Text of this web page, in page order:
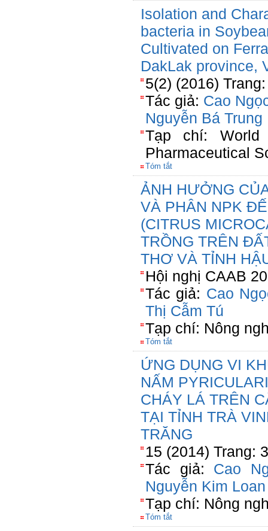
Isolation and
bacteria in
Cultivated on
DakLak province,
5(2) (2016)
Tác giả: Cao
Nguyễn Bá Trung
Tạp chí: World
Pharmaceutical
Tóm tắt
ẢNH HƯỞNG
VÀ PHÂN NPK
(CITRUS
TRỒNG TRÊN
THƠ VÀ TỈNH
Hội nghị CAAB
Tác giả: Cao
Thị Cẫm Tú
Tạp chí: Nông
Tóm tắt
ỨNG DỤNG VI
NẤM
CHÁY LÁ TRÊN
TẠI TỈNH TRÀ
TRĂNG
15 (2014) Trang:
Tác giả: Cao
Nguyễn Kim Loan
Tạp chí: Nông
Tóm tắt